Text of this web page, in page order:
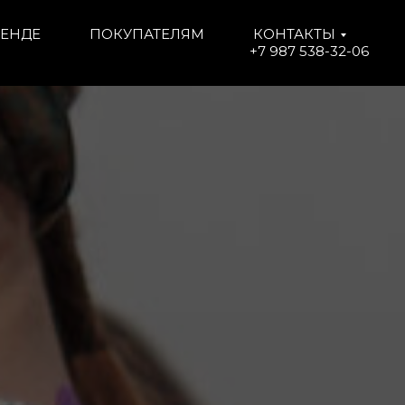
ПОКУПАТЕЛЯМ
КОНТАКТЫ
+7 987 538-32-06